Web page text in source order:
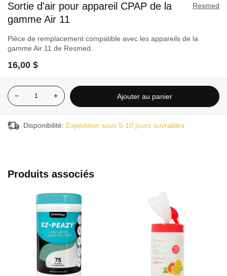
début
de
Galerie
d’images
Resmed
Sortie d'air pour appareil CPAP de la
gamme Air 11
Pièce de remplacement compatible avec les appareils de la
gamme Air 11 de Resmed.
16,00 $
Ajouter au panier
Disponibilité: Expédition sous 5-10 jours ouvrables
Produits associés